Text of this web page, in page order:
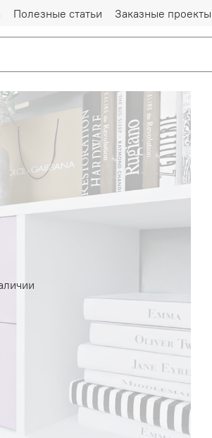
Полезные статьи Заказные проекты